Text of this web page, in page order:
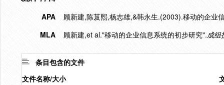
APA
顾新建,陈芨熙,杨志雄,&韩永生.(2003).移动的企业
MLA
顾新建,et al."移动的企业信息系统的初步研究".成组
条目包含的文件
文件名称/大小